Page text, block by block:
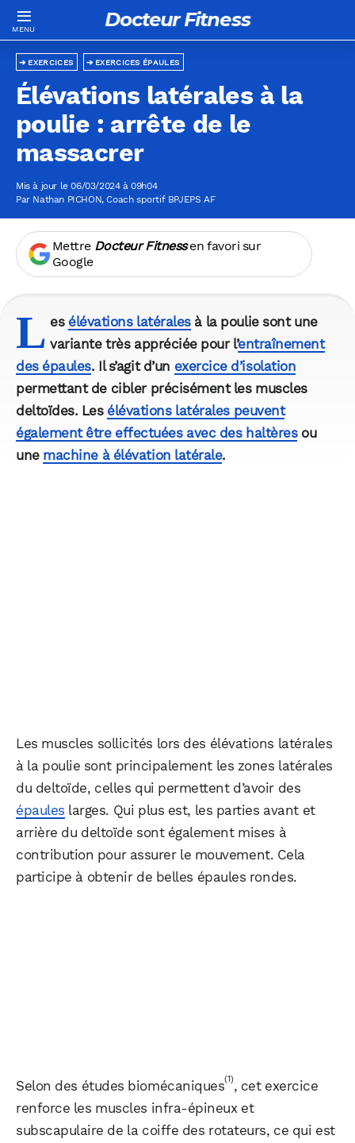
Docteur Fitness
EXERCICES ÉPAULES
EXERCICES
Élévations latérales à la
poulie : arrête de le
massacrer
Mis à jour le 06/03/2024 à 09h04
Par Nathan PICHON, Coach sportif BPJEPS AF
Mettre Docteur Fitnessen favori sur
Google
L es élévations latéralesà la poulie sont une
variante très appréciée pour l’entraînement
des épaules. Il s’agit d’un exercice d’isolation
permettant de cibler précisément les muscles
deltoïdes. Les élévations latérales peuvent
également être effectuées avec des haltèresou
une machine à élévation latérale.
Les muscles sollicités lors des élévations latérales
à la poulie sont principalement les zones latérales
du deltoïde, celles qui permettent d’avoir des
épaules larges. Qui plus est, les parties avant et
arrière du deltoïde sont également mises à
contribution pour assurer le mouvement. Cela
participe à obtenir de belles épaules rondes.
Selon des études biomécaniques(1), cet exercice
renforce les muscles infra-épineux et
subscapulaire de la coiffe des rotateurs, ce qui est